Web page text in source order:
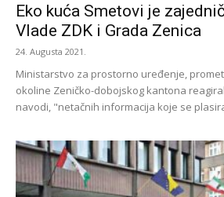
Eko kuća Smetovi je
Vlade ZDK i Grada Zenica
24. Augusta 2021.
Ministarstvo za prostorno uređenje,
okoline Zeničko-dobojskog kantona
navodi, "netačnih informacija koje se